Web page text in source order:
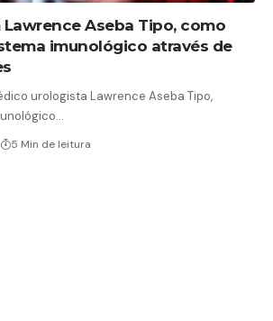
Aseba Tipo, como
imunológico através de
urologista Lawrence Aseba Tipo,
5 Min de leitura